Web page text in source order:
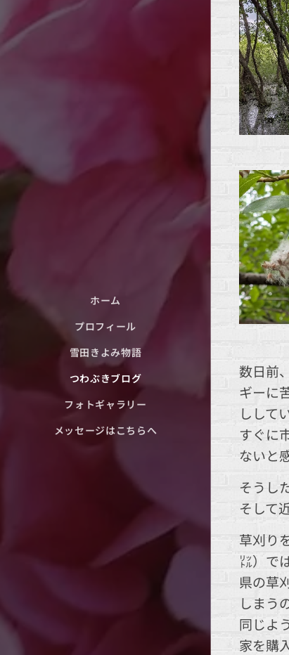
ホーム
プロフィール
雪田きよみ物語
つわぶきブログ
フォトギャラリー
メッセージはこちらへ
数日前
ギーに
しして
すぐに
ないと
そうし
そして
草刈り
㍑）で
県の草
しまう
同じよ
家を購